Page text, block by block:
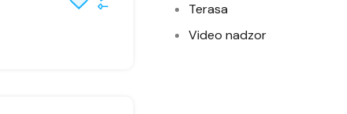
Terasa
Video nadzor